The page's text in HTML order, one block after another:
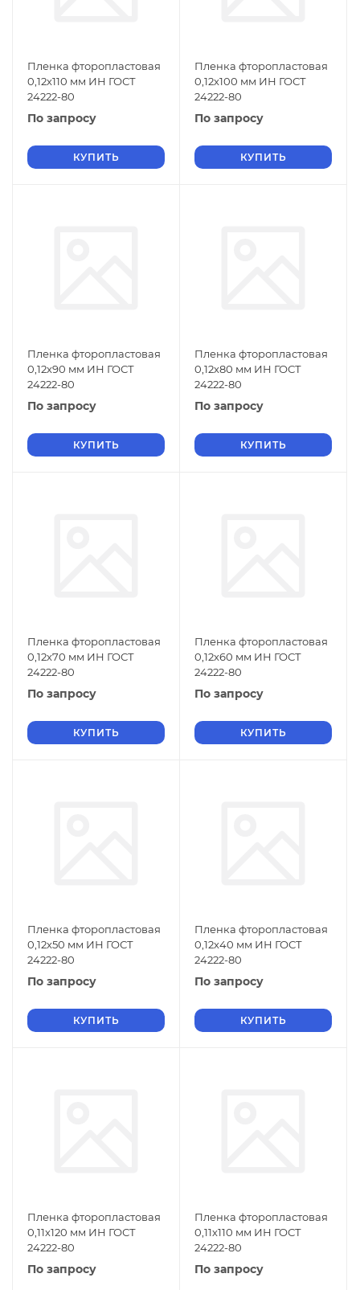
Пленка фторопластовая
0,12х110 мм ИН ГОСТ
24222-80
По запросу
КУПИТЬ
Пленка фторопластовая
0,12х100 мм ИН ГОСТ
24222-80
По запросу
КУПИТЬ
Пленка фторопластовая
0,12х90 мм ИН ГОСТ
24222-80
По запросу
КУПИТЬ
Пленка фторопластовая
0,12х80 мм ИН ГОСТ
24222-80
По запросу
КУПИТЬ
Пленка фторопластовая
0,12х70 мм ИН ГОСТ
24222-80
По запросу
КУПИТЬ
Пленка фторопластовая
0,12х60 мм ИН ГОСТ
24222-80
По запросу
КУПИТЬ
Пленка фторопластовая
0,12х50 мм ИН ГОСТ
24222-80
По запросу
КУПИТЬ
Пленка фторопластовая
0,12х40 мм ИН ГОСТ
24222-80
По запросу
КУПИТЬ
Пленка фторопластовая
0,11х120 мм ИН ГОСТ
24222-80
По запросу
Пленка фторопластовая
0,11х110 мм ИН ГОСТ
24222-80
По запросу